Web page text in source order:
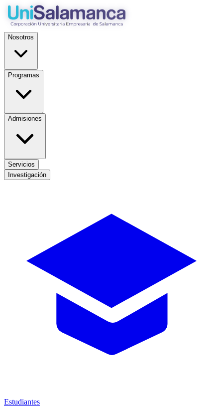
Nosotros
Programas
Admisiones
Servicios
Investigación
Estudiantes